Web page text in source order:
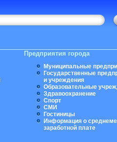
Предприятия города
Муниципальные
Государственные
и учреждения
Образовательные
Здравоохранение
Спорт
СМИ
Гостиницы
Информация о
заработной плате